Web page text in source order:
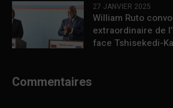
27 JANVIER 2025
William Ruto
extraordinaire de
face Tshisekedi-
Commentaires